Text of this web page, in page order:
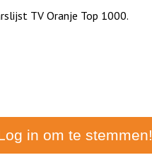
PRIVACY
TV Oranje Top 1000.
in om te stemmen!